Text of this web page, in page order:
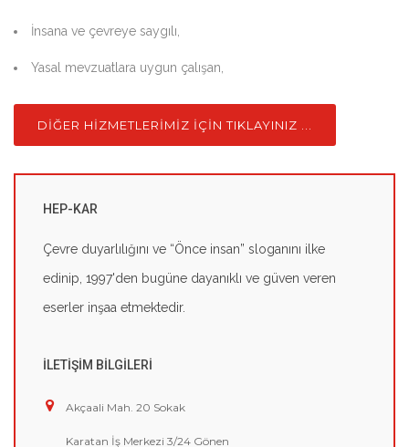
İnsana ve çevreye saygılı,
Yasal mevzuatlara uygun çalışan,
DİĞER HİZMETLERİMİZ İÇİN TIKLAYINIZ ...
HEP-KAR
Çevre duyarlılığını ve “Önce insan” sloganını ilke
edinip, 1997'den bugüne dayanıklı ve güven veren
eserler inşaa etmektedir.
İLETİŞİM BİLGİLERİ
Akçaali Mah. 20 Sokak
Karatan İş Merkezi 3/24 Gönen